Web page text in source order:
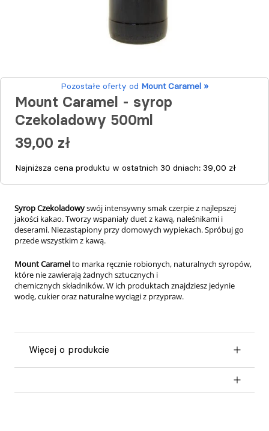
Syrop Czekoladowyswój intensywny smak czerpie z najlepszej
jakości kakao. Tworzy wspaniały duet z kawą, naleśnikami i
deserami. Niezastąpiony przy domowych wypiekach. Spróbuj go
przede wszystkim z kawą.
Mount Caramelto marka ręcznie robionych, naturalnych syropów,
które nie zawierają żadnych sztucznych i
chemicznych składników. W ich produktach znajdziesz jedynie
wodę, cukier oraz naturalne wyciągi z przypraw.
więcej o produkcie
Pozostałe oferty od Mount Caramel »
Mount Caramel - syrop
Czekoladowy 500ml
39,00 zł
Najniższa cena produktu w ostatnich 30 dniach: 39,00 zł